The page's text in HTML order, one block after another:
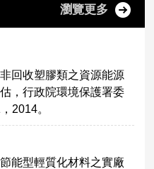
瀏覽更多
回收塑膠類之資源能源
，行政院環境保護署委
2014。
能型輕質化材料之實廠